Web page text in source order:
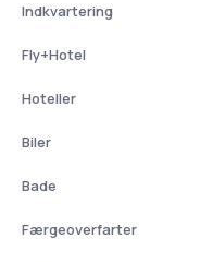
Indkvartering
Fly+Hotel
Hoteller
Biler
Bade
Færgeoverfarter